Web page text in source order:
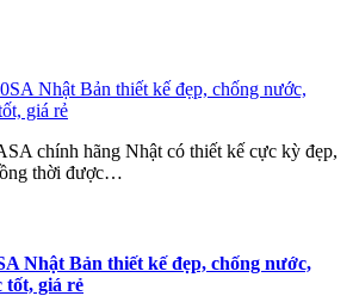
chính hãng Nhật có thiết kế cực kỳ đẹp,
thời được…
Nhật Bản thiết kế đẹp, chống nước,
tốt, giá rẻ